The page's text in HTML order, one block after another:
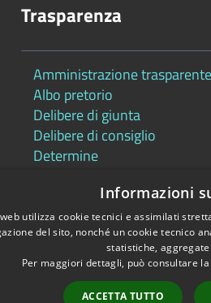
Trasparenza
Amministrazione trasparente
Albo pretorio
Delibere di giunta
Delibere di consiglio
Determine
Informazioni
utilizza cookie tecnici e assimilati
del sito, nonché un cookie tecnico
statistiche,
Per maggiori dettagli, può consultare
ACCETTA TUTTO